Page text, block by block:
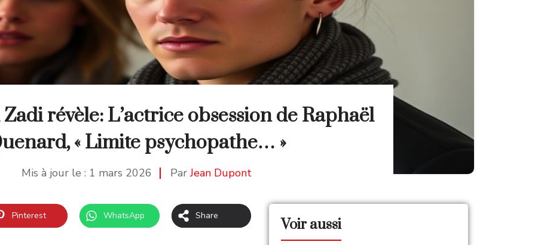
révèle: L’actrice obsession de Raphaël
« Limite psychopathe… »
Mis à jour le : 1 mars 2026 ParJean Dupont
Pinterest WhatsApp Share
Voir aussi